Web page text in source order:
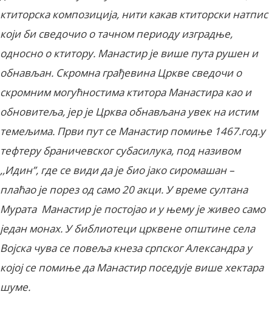
ктиторска композиција, нити какав ктиторски натпис
који би сведочио о тачном периоду изградње,
односно о ктитору. Манастир је више пута рушен и
обнављан. Скромна грађевина Цркве сведочи о
скромним могућностима ктитора Манастира као и
обновитеља, јер је Црква обнављана увек на истим
темељима. Први пут се Манастир помиње 1467.год.у
тефтеру браничевског субасилука, под називом
,,Идин’’, где се види да је био јако сиромашан –
плаћао је порез од само 20 акци. У време султана
Мурата Манастир је постојао и у њему је живео само
један монах. У библиотеци црквене општине села
Војска чува се повеља кнеза српског Александра у
којој се помиње да Манастир поседује више хектара
шуме.